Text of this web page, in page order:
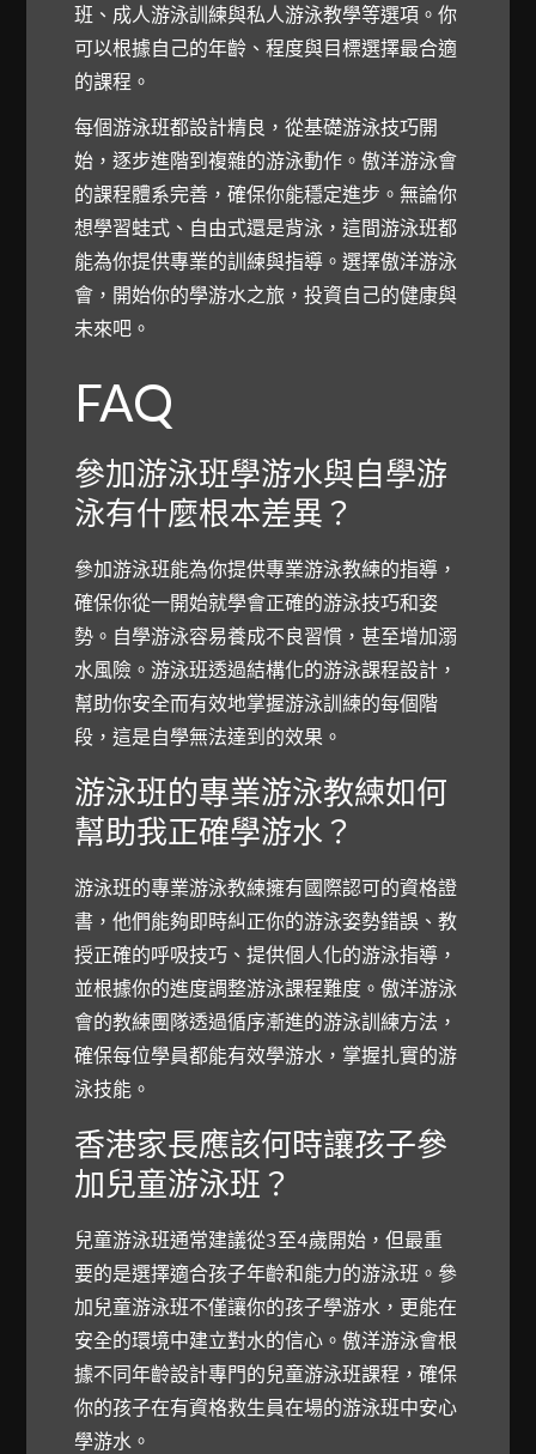
班、成人游泳訓練與私人游泳教學等選項。你
可以根據自己的年齡、程度與目標選擇最合適
的課程。
每個游泳班都設計精良，從基礎游泳技巧開
始，逐步進階到複雜的游泳動作。傲洋游泳會
的課程體系完善，確保你能穩定進步。無論你
想學習蛙式、自由式還是背泳，這間游泳班都
能為你提供專業的訓練與指導。選擇傲洋游泳
會，開始你的學游水之旅，投資自己的健康與
未來吧。
FAQ
參加游泳班學游水與自學游
泳有什麼根本差異？
參加游泳班能為你提供專業游泳教練的指導，
確保你從一開始就學會正確的游泳技巧和姿
勢。自學游泳容易養成不良習慣，甚至增加溺
水風險。游泳班透過結構化的游泳課程設計，
幫助你安全而有效地掌握游泳訓練的每個階
段，這是自學無法達到的效果。
游泳班的專業游泳教練如何
幫助我正確學游水？
游泳班的專業游泳教練擁有國際認可的資格證
書，他們能夠即時糾正你的游泳姿勢錯誤、教
授正確的呼吸技巧、提供個人化的游泳指導，
並根據你的進度調整游泳課程難度。傲洋游泳
會的教練團隊透過循序漸進的游泳訓練方法，
確保每位學員都能有效學游水，掌握扎實的游
泳技能。
香港家長應該何時讓孩子參
加兒童游泳班？
兒童游泳班通常建議從3至4歲開始，但最重
要的是選擇適合孩子年齡和能力的游泳班。參
加兒童游泳班不僅讓你的孩子學游水，更能在
安全的環境中建立對水的信心。傲洋游泳會根
據不同年齡設計專門的兒童游泳班課程，確保
你的孩子在有資格救生員在場的游泳班中安心
學游水。